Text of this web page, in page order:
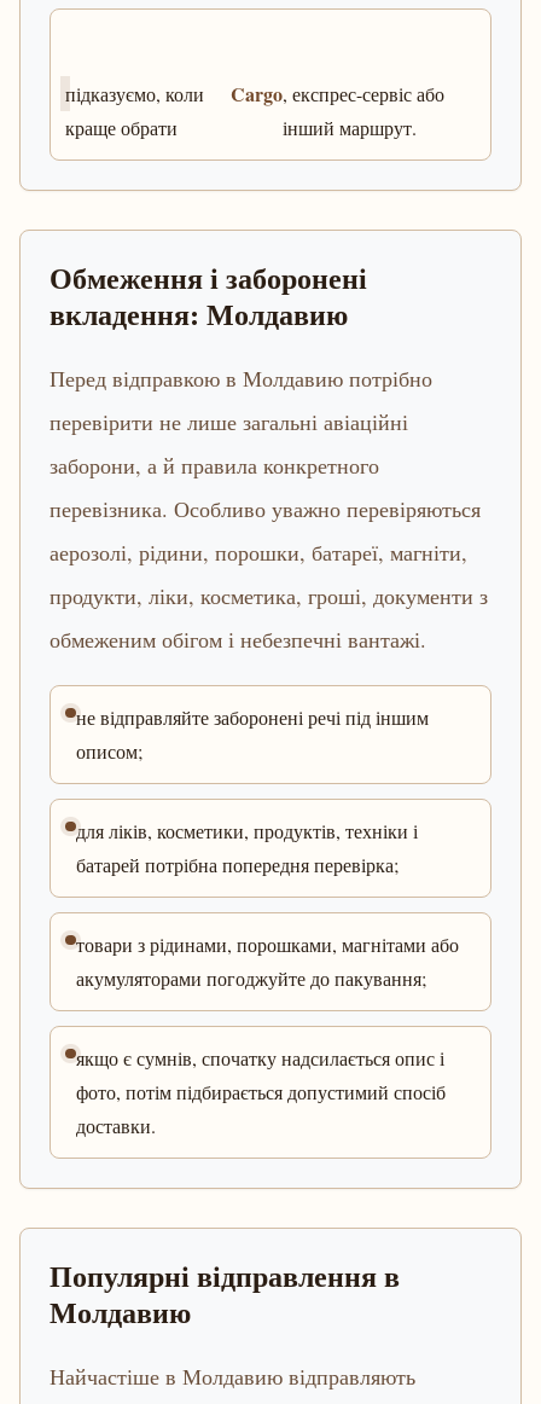
підказуємо, коли
краще обрати
Cargo, експрес-сервіс або
інший маршрут.
Обмеження і заборонені
вкладення: Молдавию
Перед відправкою в Молдавию потрібно
перевірити не лише загальні авіаційні
заборони, а й правила конкретного
перевізника. Особливо уважно перевіряються
аерозолі, рідини, порошки, батареї, магніти,
продукти, ліки, косметика, гроші, документи з
обмеженим обігом і небезпечні вантажі.
не відправляйте заборонені речі під іншим
описом;
для ліків, косметики, продуктів, техніки і
батарей потрібна попередня перевірка;
товари з рідинами, порошками, магнітами або
акумуляторами погоджуйте до пакування;
якщо є сумнів, спочатку надсилається опис і
фото, потім підбирається допустимий спосіб
доставки.
Популярні відправлення в
Молдавию
Найчастіше в Молдавию відправляють